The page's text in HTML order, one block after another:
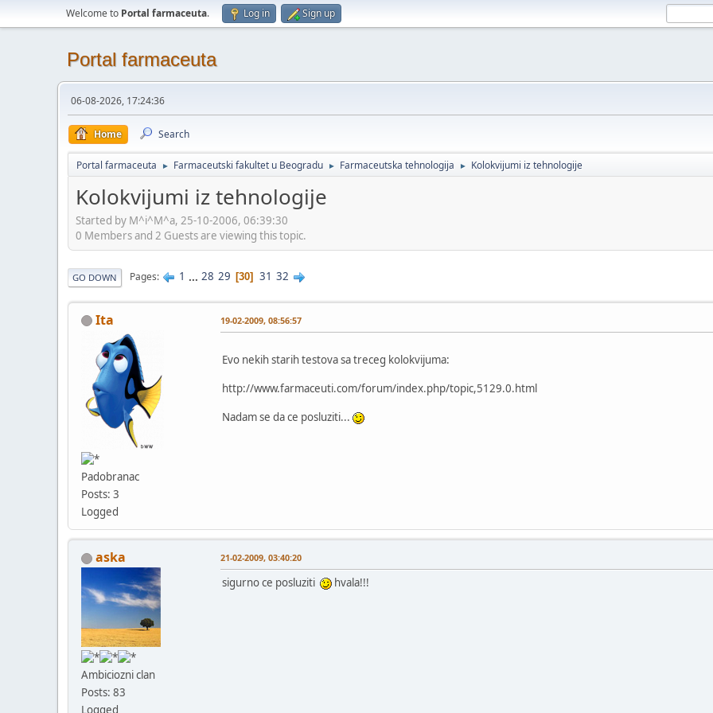
Welcome to Portal farmaceuta. Log in Sign up
Portal farmaceuta
06-08-2026, 17:24:36
Home Search
Portal farmaceuta ► Farmaceutski fakultet u Beogradu ► Farmaceutska tehnologija ► Kolokvijumi iz tehnologije
Kolokvijumi iz tehnologije
Started by M^i^M^a, 25-10-2006, 06:39:30
0 Members and 2 Guests are viewing this topic.
GO DOWN Pages 1 ... 28 29 30 31 32
Ita
Padobranac
Posts: 3
Logged
19-02-2009, 08:56:57
Evo nekih starih testova sa treceg kolokvijuma:
http://www.farmaceuti.com/forum/index.php/topic,5129.0.html
Nadam se da ce posluziti...
aska
Ambiciozni clan
Posts: 83
Logged
21-02-2009, 03:40:20
sigurno ce posluziti hvala!!!